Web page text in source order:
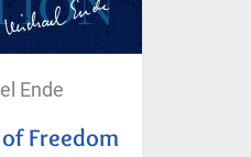
Ende
Freedom